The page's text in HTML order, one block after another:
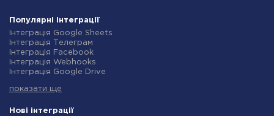
Популярні інтеграції
Інтеграція Google Sheets
Інтеграція Телеграм
Інтеграція Facebook
Інтеграція Webhooks
Інтеграція Google Drive
Інтеграція Gmail
Інтеграція Rozetka
показати ще
Нові інтеграції